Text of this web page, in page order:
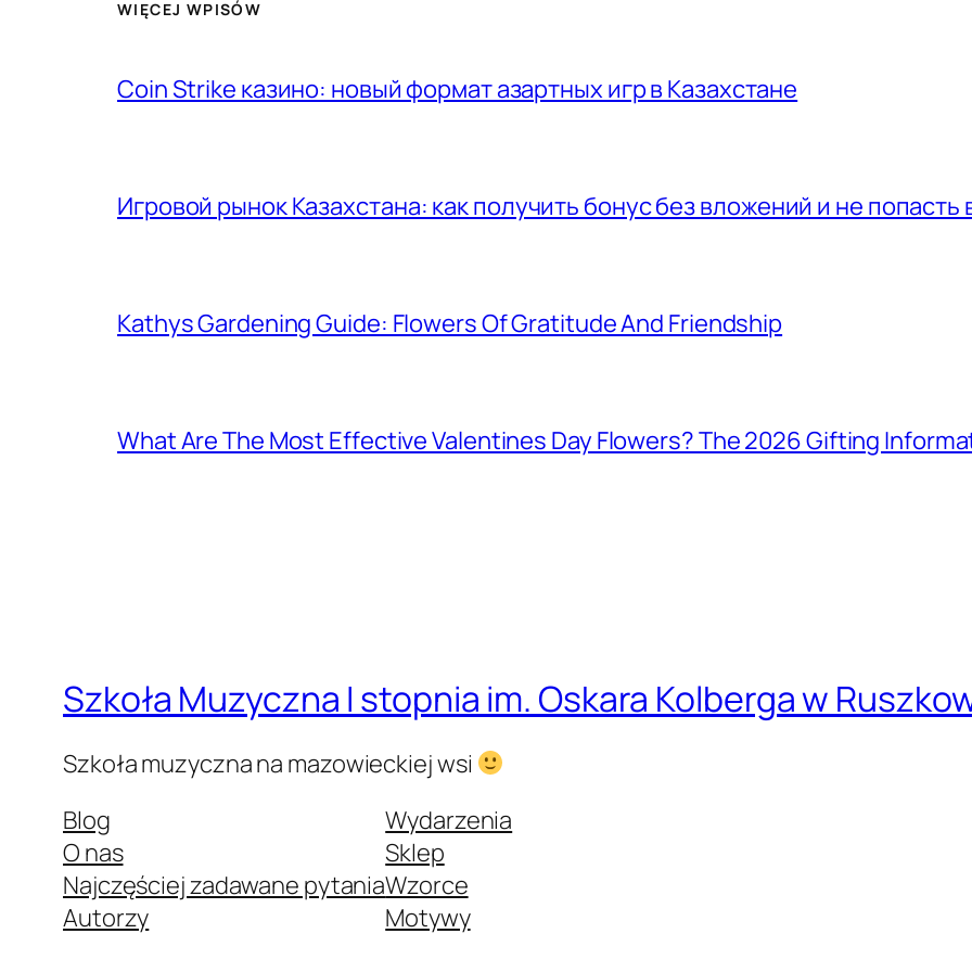
WIĘCEJ WPISÓW
Coin Strike казино: новый формат азартных игр в Казахстане
Игровой рынок Казахстана: как получить бонус без вложений и не попасть
Kathys Gardening Guide: Flowers Of Gratitude And Friendship
What Are The Most Effective Valentines Day Flowers? The 2026 Gifting
Szkoła Muzyczna I stopnia im. Oskara Kolberga w
Szkoła muzyczna na mazowieckiej wsi
Blog
O nas
Najczęściej zadawane pytania
Autorzy
Wydarzenia
Sklep
Wzorce
Motywy